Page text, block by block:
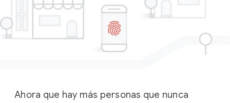
Ahora que hay más personas que nunca